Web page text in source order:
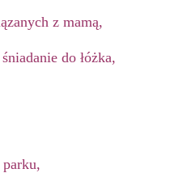
z mamą,
do łóżka,